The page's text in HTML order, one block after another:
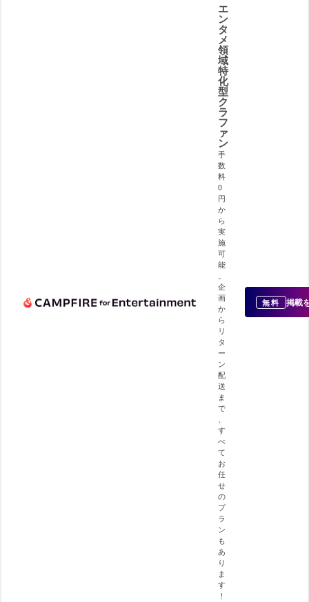
エ
ン
タ
メ
領
域
特
化
型
ク
ラ
フ
ァ
ン
手
数
料
0
円
か
ら
実
施
可
能
。
企
画
か
ら
リ
タ
ー
ン
配
送
ま
で
、
す
べ
て
お
任
せ
の
プ
ラ
ン
も
あ
り
ま
す
！
無料 掲載